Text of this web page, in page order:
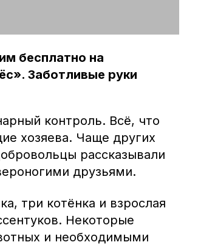
бесплатно на
Заботливые руки
контроль. Всё, что
хозяева. Чаще других
рассказывали
друзьями.
три котёнка и взрослая
Некоторые
и необходимыми